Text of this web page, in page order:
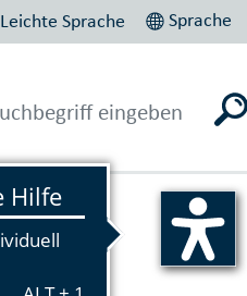
Leichte Sprache Sprache